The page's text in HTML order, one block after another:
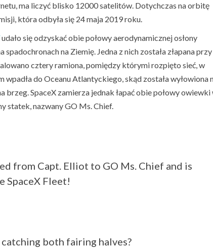
ma liczyć blisko 12000 satelitów. Dotychczas na orbitę
która odbyła się 24 maja 2019 roku.
udało się odzyskać obie połowy aerodynamicznej osłony
na Ziemię. Jedna z nich została złapana przy
cztery ramiona, pomiędzy którymi rozpięto sieć, w
wpadła do Oceanu Atlantyckiego, skąd została wyłowiona
SpaceX zamierza jednak łapać obie połowy owiewki
statek, nazwany GO Ms. Chief.
from Capt. Elliot to GO Ms. Chief and is
SpaceX Fleet!
both fairing halves?